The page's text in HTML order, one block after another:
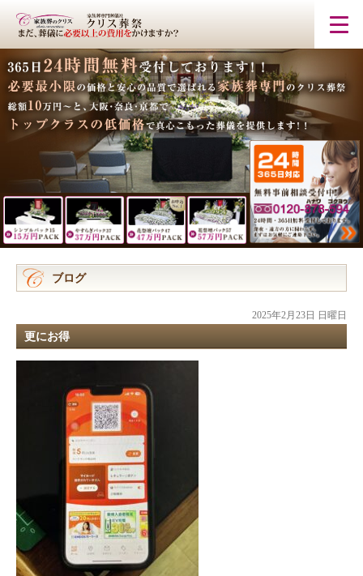
ブログ
2025年2月23日 日曜日
更にお得